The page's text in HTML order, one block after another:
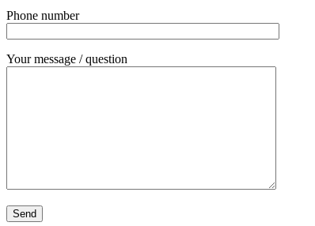
Phone number
Your message / question